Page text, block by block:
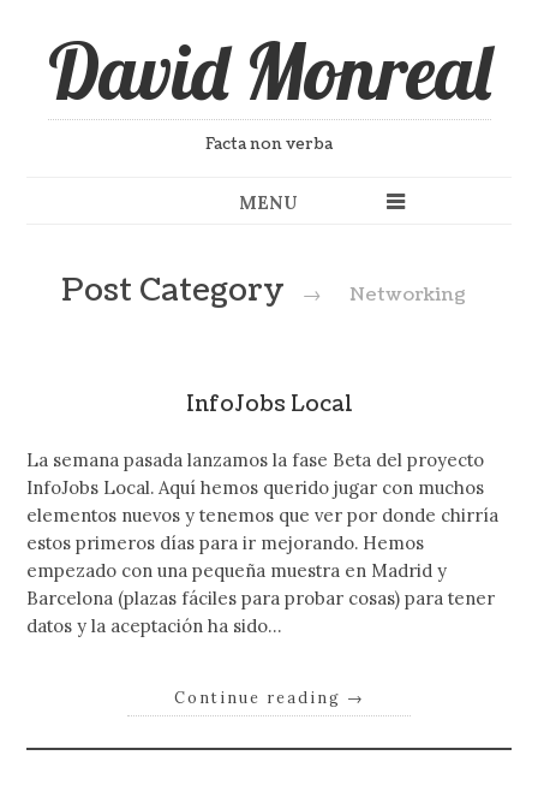
David Monreal
Facta non verba
MENU
Post Category → Networking
InfoJobs Local
La semana pasada lanzamos la fase Beta del proyecto
InfoJobs Local. Aquí hemos querido jugar con muchos
elementos nuevos y tenemos que ver por donde chirría
estos primeros días para ir mejorando. Hemos
empezado con una pequeña muestra en Madrid y
Barcelona (plazas fáciles para probar cosas) para tener
datos y la aceptación ha sido…
Continue reading →